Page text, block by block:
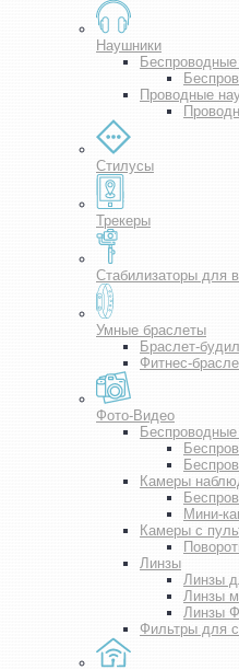
Наушники
Проводные
Стилусы
Трекеры
Стабилизаторы для
Умные браслеты
Браслет-
Фитнес-
Фото-Видео
Камеры
Мини-
Камеры с
Линзы
Линзы
Линзы
Линзы
Фильтры для